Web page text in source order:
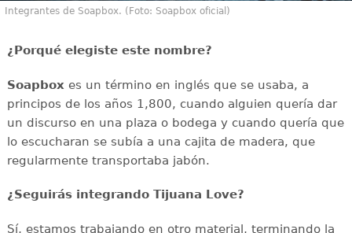
Integrantes de Soapbox. (Foto: Soapbox oficial)
¿Porqué elegiste este nombre?
Soapbox es un término en inglés que se usaba, a
principos de los años 1,800, cuando alguien quería dar
un discurso en una plaza o bodega y cuando quería que
lo escucharan se subía a una cajita de madera, que
regularmente transportaba jabón.
¿Seguirás integrando Tijuana Love?
Sí, estamos trabajando en otro material, terminando la